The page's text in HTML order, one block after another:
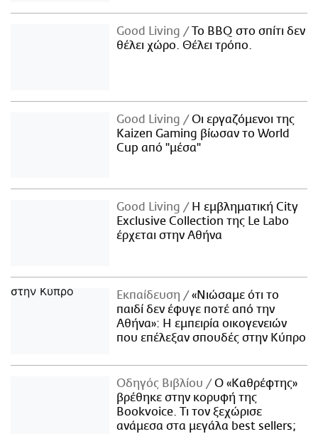
Good Living
Το BBQ στο σπίτι δεν
θέλει χώρο. Θέλει τρόπο.
Good Living
Οι εργαζόμενοι της
Kaizen Gaming βίωσαν το World
Cup από "μέσα"
Good Living
Η εμβληματική City
Exclusive Collection της Le Labo
έρχεται στην Αθήνα
Εκπαίδευση
«Νιώσαμε ότι το
παιδί δεν έφυγε ποτέ από την
Αθήνα»: Η εμπειρία οικογενειών
που επέλεξαν σπουδές στην Κύπρο
Οδηγός Βιβλίου
Ο «Καθρέφτης»
βρέθηκε στην κορυφή της
Bookvoice. Τι τον ξεχώρισε
ανάμεσα στα μεγάλα best sellers;